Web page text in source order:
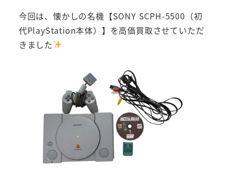
今回は、懐かしの名機【SONY SCPH-5500（初
代PlayStation本体）】を高価買取させていただ
きました